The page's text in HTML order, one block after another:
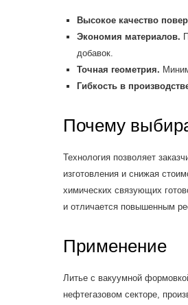
Высокое качество
Экономия материалов.
добавок.
Точная геометрия.
Гибкость в
Почему
Технология позволяет
изготовления и снижая
химических связующих
и отличается повышенным
Применение
Литье с вакуумной
нефтегазовом секторе,